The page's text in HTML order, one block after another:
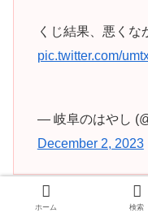
くじ結果、悪くな
pic.twitter.com/
— 岐阜のはやし
December 2, 2023
ホーム 検索